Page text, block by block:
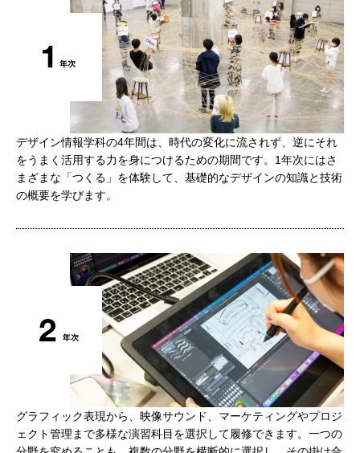
デザイン情報学科の4年間は、時代の変化に流されず、逆にそれ
をうまく活用する力を身につけるための期間です。1年次にはさ
まざまな「つくる」を体験して、基礎的なデザインの知識と技術
の概要を学びます。
グラフィック表現から、映像サウンド、マーケティングやプロジ
ェクト管理まで多様な演習科目を選択して履修できます。一つの